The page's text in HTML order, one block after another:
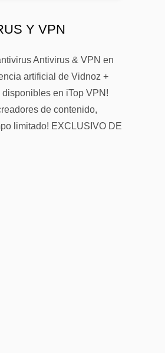
Y VPN
Antivirus & VPN en
artificial de Vidnoz +
en iTop VPN!
de contenido,
limitado! EXCLUSIVO DE